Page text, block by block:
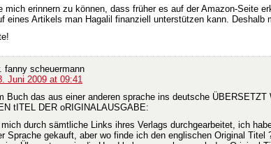
mich erinnern zu können, dass früher es auf der Amazon-Seite
eines Artikels man Hagalil finanziell unterstützen kann. Deshalb
fanny scheuermann
Juni 2009 at 09:41
Buch das aus einer anderen sprache ins deutsche ÜBERSETZT
tITEL DER oRIGINALAUSGABE:
mich durch sämtliche Links ihres Verlags durchgearbeitet, ich
Sprache gekauft, aber wo finde ich den englischen Original Titel